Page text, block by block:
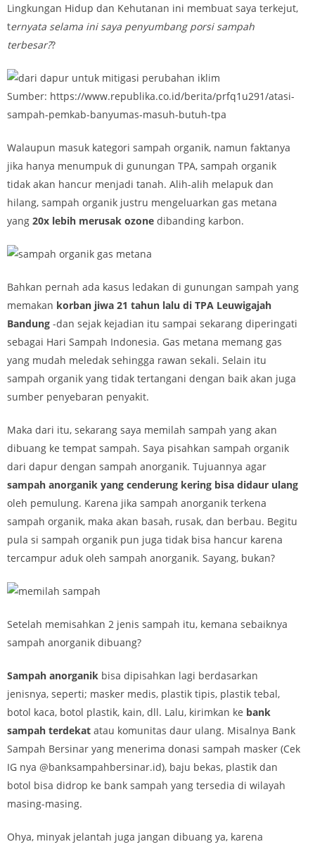
Lingkungan Hidup dan Kehutanan ini membuat saya terkejut,
ternyata selama ini saya penyumbang porsi sampah
terbesar??
Sumber: https://www.republika.co.id/berita/prfq1u291/atasi-
sampah-pemkab-banyumas-masuh-butuh-tpa
Walaupun masuk kategori sampah organik, namun faktanya
jika hanya menumpuk di gunungan TPA, sampah organik
tidak akan hancur menjadi tanah. Alih-alih melapuk dan
hilang, sampah organik justru mengeluarkan gas metana
yang 20x lebih merusak ozone dibanding karbon.
Bahkan pernah ada kasus ledakan di gunungan sampah yang
memakan korban jiwa 21 tahun lalu di TPA Leuwigajah
Bandung -dan sejak kejadian itu sampai sekarang diperingati
sebagai Hari Sampah Indonesia. Gas metana memang gas
yang mudah meledak sehingga rawan sekali. Selain itu
sampah organik yang tidak tertangani dengan baik akan juga
sumber penyebaran penyakit.
Maka dari itu, sekarang saya memilah sampah yang akan
dibuang ke tempat sampah. Saya pisahkan sampah organik
dari dapur dengan sampah anorganik. Tujuannya agar
sampah anorganik yang cenderung kering bisa didaur ulang
oleh pemulung. Karena jika sampah anorganik terkena
sampah organik, maka akan basah, rusak, dan berbau. Begitu
pula si sampah organik pun juga tidak bisa hancur karena
tercampur aduk oleh sampah anorganik. Sayang, bukan?
Setelah memisahkan 2 jenis sampah itu, kemana sebaiknya
sampah anorganik dibuang?
Sampah anorganik bisa dipisahkan lagi berdasarkan
jenisnya, seperti; masker medis, plastik tipis, plastik tebal,
botol kaca, botol plastik, kain, dll. Lalu, kirimkan ke bank
sampah terdekat atau komunitas daur ulang. Misalnya Bank
Sampah Bersinar yang menerima donasi sampah masker (Cek
IG nya @banksampahbersinar.id), baju bekas, plastik dan
botol bisa didrop ke bank sampah yang tersedia di wilayah
masing-masing.
Ohya, minyak jelantah juga jangan dibuang ya, karena